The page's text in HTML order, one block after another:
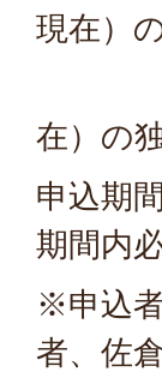
現在）
第2
在）の
申込期
期間内
※申込
者、佐